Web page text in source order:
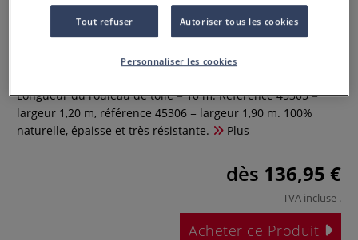
Toile en jute Nature Gerstaecker
0 Commentaires
Longueur du rouleau de toile = 10 m. Référence 45305 =
largeur 1,20 m, référence 45306 = largeur 1,90 m. 100%
naturelle, épaisse et très résistante.
Plus
dès 136,95 €
TVA incluse .
Acheter ce Produit
Tout refuser Autoriser tous les cookies
Personnaliser les cookies